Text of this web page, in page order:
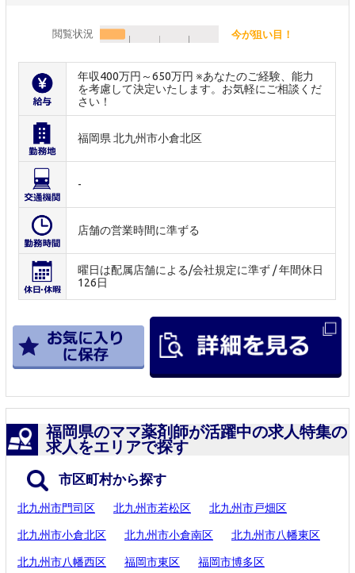
閲覧状況 今が狙い目！
年収400万円～650万円 ※あなたのご経験、能力
を考慮して決定いたします。お気軽にご相談くだ
さい！
福岡県 北九州市小倉北区
-
店舗の営業時間に準ずる
曜日は配属店舗による/会社規定に準ず / 年間休日
126日
福岡県のママ薬剤師が活躍中の求人特集の
求人をエリアで探す
市区町村から探す
北九州市門司区 北九州市若松区 北九州市戸畑区
北九州市小倉北区 北九州市小倉南区 北九州市八幡東区
北九州市八幡西区 福岡市東区 福岡市博多区